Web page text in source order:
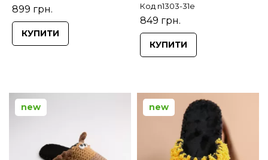
899 грн.
КУПИТИ
Код n1303-31e
849 грн.
КУПИТИ
new new